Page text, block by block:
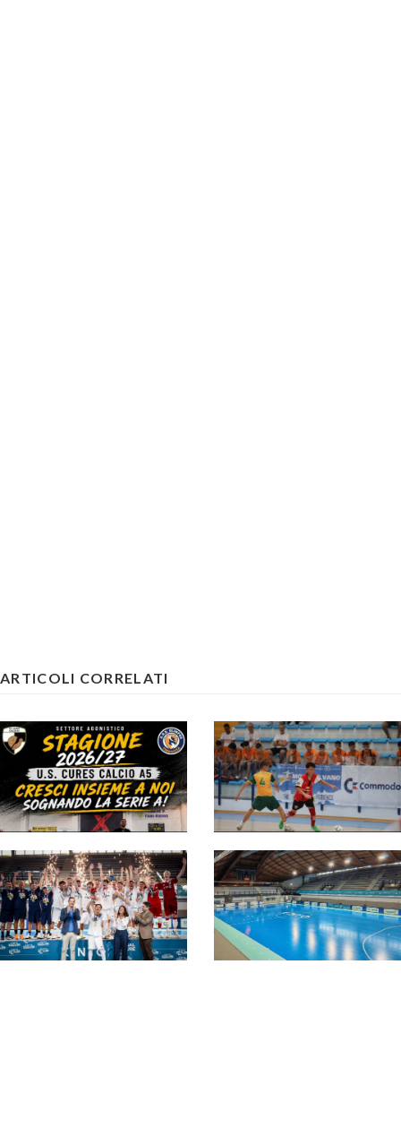
ARTICOLI CORRELATI